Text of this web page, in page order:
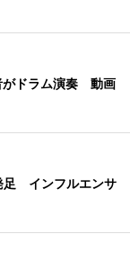
がドラム演奏 動画
足 インフルエンサ